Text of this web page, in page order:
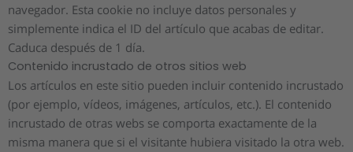
navegador. Esta cookie no incluye datos personales y
simplemente indica el ID del artículo que acabas de editar.
Caduca después de 1 día.
Contenido incrustado de otros sitios web
Los artículos en este sitio pueden incluir contenido incrustado
(por ejemplo, vídeos, imágenes, artículos, etc.). El contenido
incrustado de otras webs se comporta exactamente de la
misma manera que si el visitante hubiera visitado la otra web.